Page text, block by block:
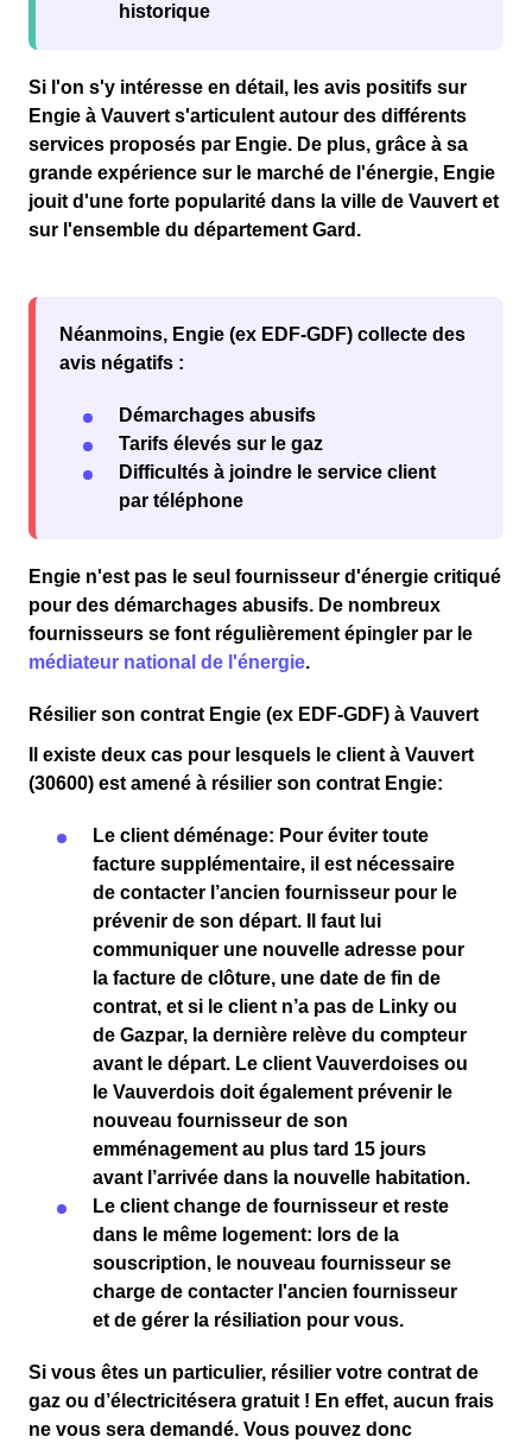
historique
Si l'on s'y intéresse en détail, les avis positifs sur
Engie à Vauvert s'articulent autour des différents
services proposés par Engie. De plus, grâce à sa
grande expérience sur le marché de l'énergie, Engie
jouit d'une forte popularité dans la ville de Vauvert et
sur l'ensemble du département Gard .
Néanmoins, Engie (ex EDF-GDF) collecte des
avis négatifs :
Démarchages abusifs
Tarifs élevés sur le gaz
Difficultés à joindre le service client
par téléphone
Engie n'est pas le seul fournisseur d'énergie critiqué
pour des démarchages abusifs. De nombreux
fournisseurs se font régulièrement épingler par le
médiateur national de l'énergie.
Résilier son contrat Engie (ex EDF-GDF) à Vauvert
Il existe deux cas pour lesquels le client à Vauvert
(30600) est amené à résilier son contrat Engie:
Le client déménage: Pour éviter toute
facture supplémentaire, il est nécessaire
de contacter l’ancien fournisseur pour le
prévenir de son départ. Il faut lui
communiquer une nouvelle adresse pour
la facture de clôture, une date de fin de
contrat, et si le client n’a pas de Linky ou
de Gazpar, la dernière relève du compteur
avant le départ. Le client Vauverdoises ou
le Vauverdois doit également prévenir le
nouveau fournisseur de son
emménagement au plus tard 15 jours
avant l’arrivée dans la nouvelle habitation.
Le client change de fournisseur et reste
dans le même logement: lors de la
souscription, le nouveau fournisseur se
charge de contacter l'ancien fournisseur
et de gérer la résiliation pour vous.
Si vous êtes un particulier, résilier votre contrat de
gaz ou d’électricitésera gratuit ! En effet, aucun frais
ne vous sera demandé. Vous pouvez donc